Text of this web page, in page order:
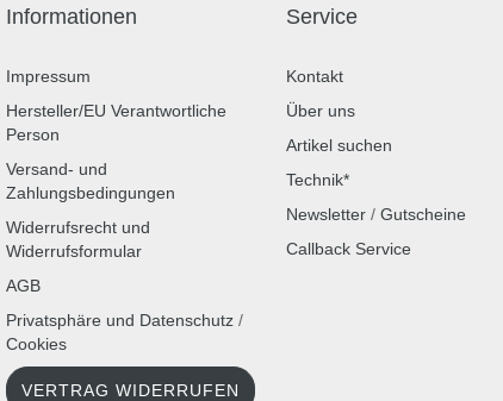
Informationen
Impressum
Hersteller/EU Verantwortliche
Person
Versand- und
Zahlungsbedingungen
Widerrufsrecht und
Widerrufsformular
AGB
Privatsphäre und Datenschutz /
Cookies
VERTRAG WIDERRUFEN
Service
Kontakt
Über uns
Artikel suchen
Technik*
Newsletter / Gutscheine
Callback Service